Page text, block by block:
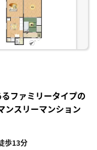
ファミリータイプの
ンスリーマンション
歩13分